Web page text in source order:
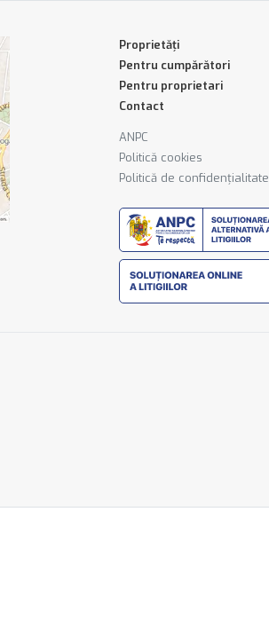
Proprietăți
Pentru cumpărători
Pentru proprietari
Contact
ANPC
Politică cookies
Politică de confidențialitate